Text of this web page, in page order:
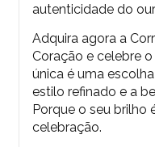
autenticidade do
Adquira agora a
Coração e celebre
única é uma
estilo refinado e a
Porque o seu brilho
celebração.